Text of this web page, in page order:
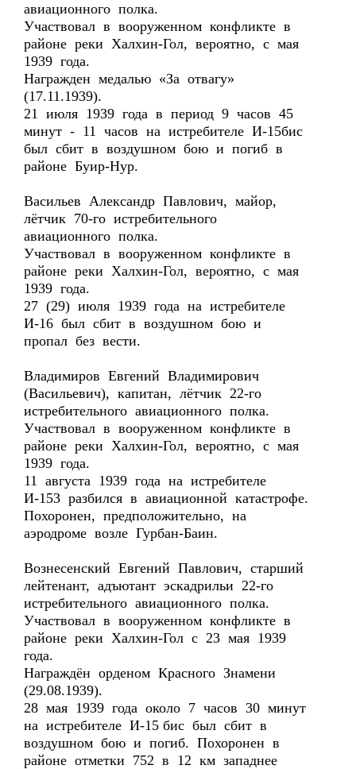
авиационного полка.
Участвовал в вооруженном конфликте в
районе реки Халхин-Гол, вероятно, с мая
1939 года.
Награжден медалью «За отвагу»
(17.11.1939).
21 июля 1939 года в период 9 часов 45
минут - 11 часов на истребителе И-15бис
был сбит в воздушном бою и погиб в
районе Буир-Нур.
Васильев Александр Павлович, майор,
лётчик 70-го истребительного
авиационного полка.
Участвовал в вооруженном конфликте в
районе реки Халхин-Гол, вероятно, с мая
1939 года.
27 (29) июля 1939 года на истребителе
И-16 был сбит в воздушном бою и
пропал без вести.
Владимиров Евгений Владимирович
(Васильевич), капитан, лётчик 22-го
истребительного авиационного полка.
Участвовал в вооруженном конфликте в
районе реки Халхин-Гол, вероятно, с мая
1939 года.
11 августа 1939 года на истребителе
И-153 разбился в авиационной катастрофе.
Похоронен, предположительно, на
аэродроме возле Гурбан-Баин.
Вознесенский Евгений Павлович, старший
лейтенант, адъютант эскадрильи 22-го
истребительного авиационного полка.
Участвовал в вооруженном конфликте в
районе реки Халхин-Гол с 23 мая 1939
года.
Награждён орденом Красного Знамени
(29.08.1939).
28 мая 1939 года около 7 часов 30 минут
на истребителе И-15 бис был сбит в
воздушном бою и погиб. Похоронен в
районе отметки 752 в 12 км западнее